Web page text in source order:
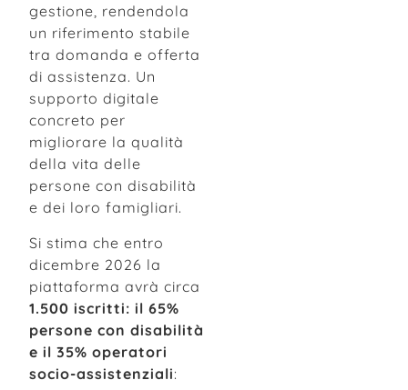
gestione, rendendola
un riferimento stabile
tra domanda e offerta
di assistenza. Un
supporto digitale
concreto per
migliorare la qualità
della vita delle
persone con disabilità
e dei loro famigliari.
Si stima che entro
dicembre 2026 la
piattaforma avrà circa
1.500 iscritti: il 65%
persone con disabilità
e il 35% operatori
socio-assistenziali: